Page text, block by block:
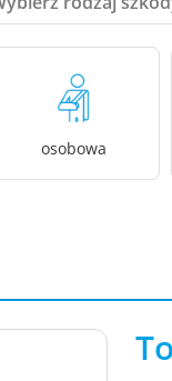
osobowa